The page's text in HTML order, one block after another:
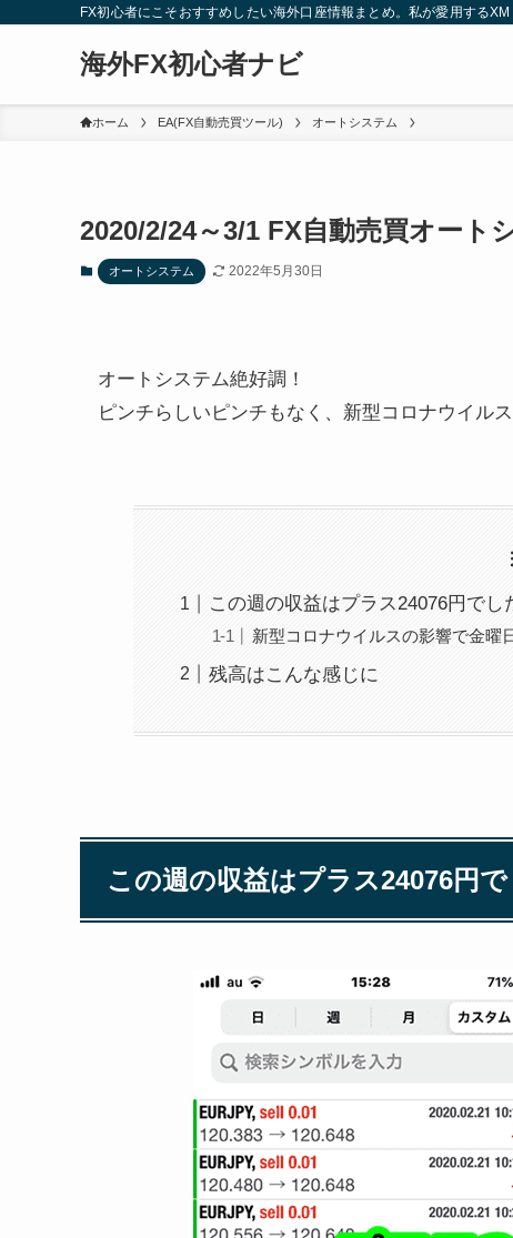
FX初心者にこそおすすめしたい海外口座情報まとめ。私が愛用する
海外FX初心者ナビ
ホーム EA(FX自動売買ツール) オートシステム
2020/2/24～3/1 FX自動売買オート
オートシステム 2022年5月30日
オートシステム絶好調！
ピンチらしいピンチもなく、新型コロナウイル
この週の収益はプラス24076円でし
新型コロナウイルスの影響で金曜
残高はこんな感じに
この週の収益はプラス24076円で